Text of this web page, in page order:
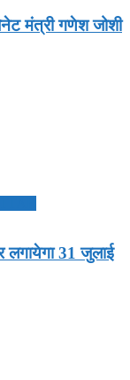
मंत्री गणेश जोशी
लगायेगा 31 जुलाई